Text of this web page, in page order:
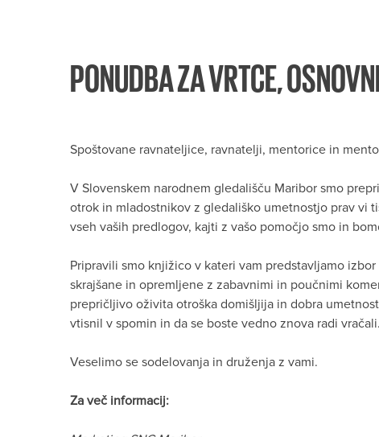
PONUDBA ZA VRTCE,
Spoštovane ravnateljice, ravnatelji, mentorice in
V Slovenskem narodnem gledališču Maribor smo
otrok in mladostnikov z gledališko umetnostjo prav vi
vseh vaših predlogov, kajti z vašo pomočjo smo in
Pripravili smo knjižico v kateri vam predstavljamo
skrajšane in opremljene z zabavnimi in poučnimi
prepričljivo oživita otroška domišljija in dobra
vtisnil v spomin in da se boste vedno znova radi vračali.
Veselimo se sodelovanja in druženja z vami.
Za več informacij: